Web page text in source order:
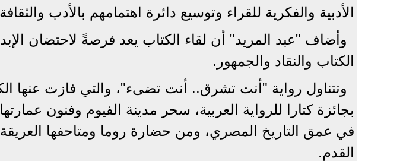
الأدبية والفكرية للقراء وتوسيع دائرة اهتمامهم بالأدب
وأضاف "عبد المريد" أن لقاء الكتاب يعد فرصةً لاحتضان
الكتاب والنقاد والجمهور.
وتتناول رواية "أنت تشرق.. أنت تضىء"، والتي فازت عنها
بجائزة كتارا للرواية العربية، سحر مدينة الفيوم وفنون
في عمق التاريخ المصري، ومن حضارة روما ومتاحفها
القدم.